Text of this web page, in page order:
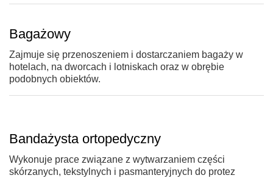
Bagażowy
Zajmuje się przenoszeniem i dostarczaniem bagaży w
hotelach, na dworcach i lotniskach oraz w obrębie
podobnych obiektów.
Bandażysta ortopedyczny
Wykonuje prace związane z wytwarzaniem części
skórzanych, tekstylnych i pasmanteryjnych do protez